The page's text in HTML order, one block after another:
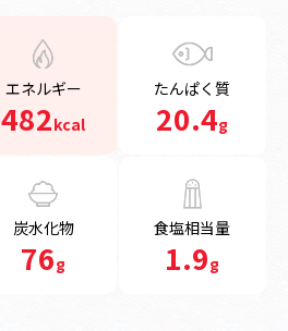
エネルギー
482kcal
たんぱく質
20.4g
炭水化物
76g
食塩相当量
1.9g